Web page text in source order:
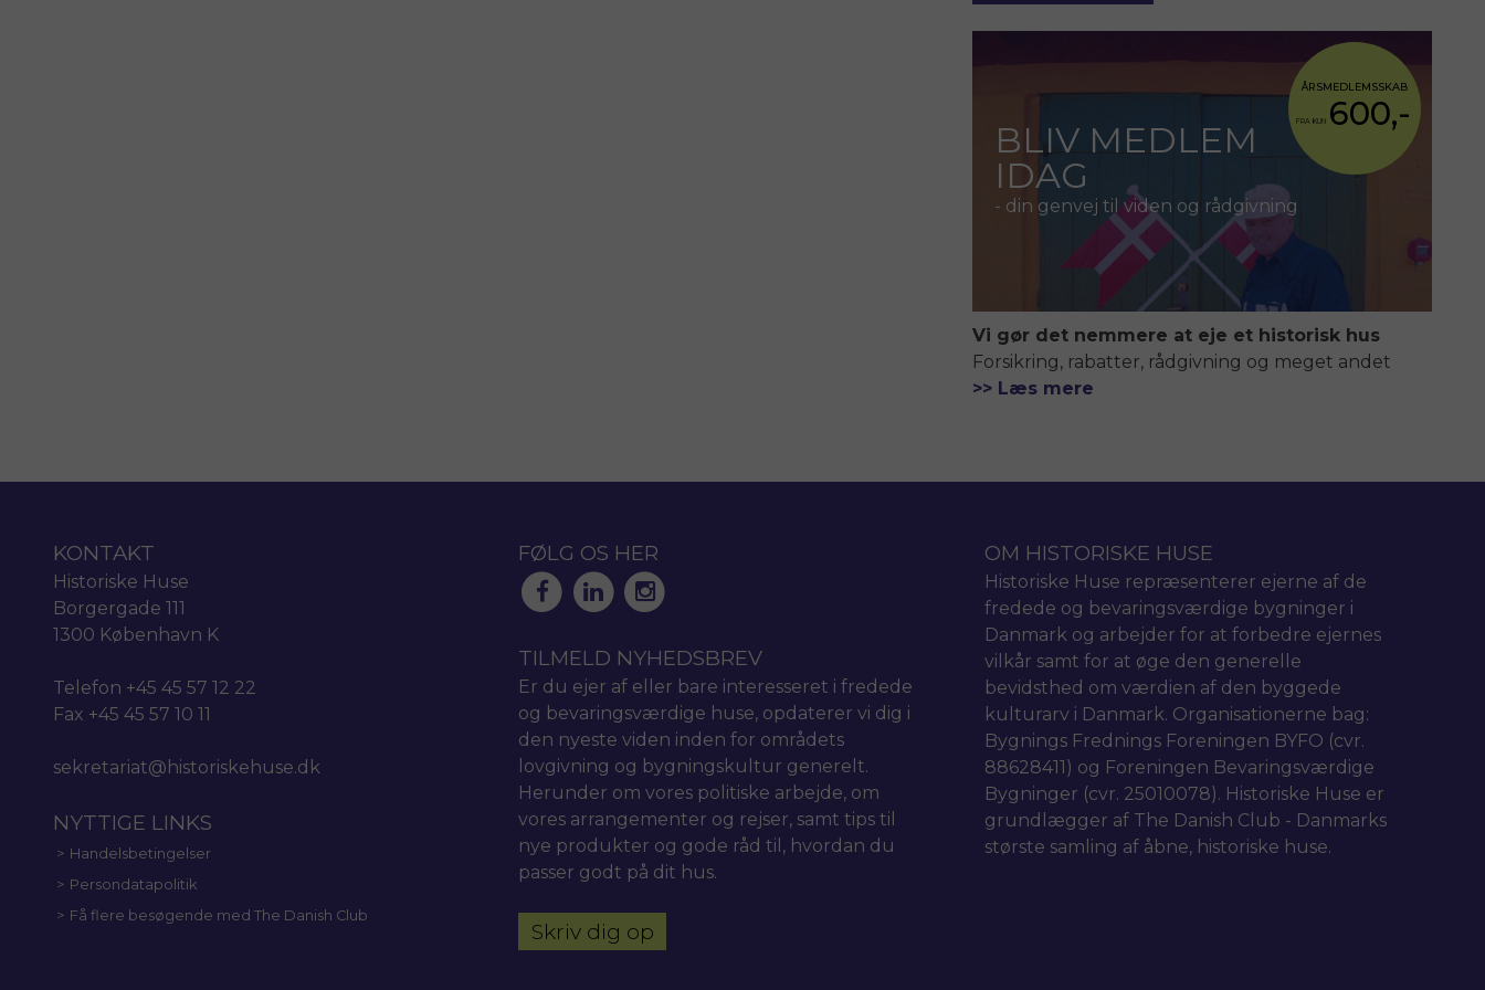
BLIV MEDLEM
IDAG
- din genvej til viden og rådgivning
ÅRSMEDLEMSSKAB
FRA KUN 600,-
Vi gør det nemmere at eje et historisk hus
Forsikring, rabatter, rådgivning og meget andet
>> Læs mere
KONTAKT
Historiske Huse
Borgergade 111
1300 København K
Telefon +45 45 57 12 22
Fax +45 45 57 10 11
sekretariat@historiskehuse.dk
NYTTIGE LINKS
Handelsbetingelser
Persondatapolitik
Få flere besøgende med The Danish Club
FØLG OS HER
TILMELD NYHEDSBREV
Er du ejer af eller bare interesseret i fredede
og bevaringsværdige huse, opdaterer vi dig i
den nyeste viden inden for områdets
lovgivning og bygningskultur generelt.
Herunder om vores politiske arbejde, om
vores arrangementer og rejser, samt tips til
nye produkter og gode råd til, hvordan du
passer godt på dit hus.
Skriv dig op
OM HISTORISKE HUSE
Historiske Huse repræsenterer ejerne af de
fredede og bevaringsværdige bygninger i
Danmark og arbejder for at forbedre ejernes
vilkår samt for at øge den generelle
bevidsthed om værdien af den byggede
kulturarv i Danmark. Organisationerne bag:
Bygnings Frednings Foreningen BYFO (cvr.
88628411) og Foreningen Bevaringsværdige
Bygninger (cvr. 25010078). Historiske Huse er
grundlægger af The Danish Club - Danmarks
største samling af åbne, historiske huse.